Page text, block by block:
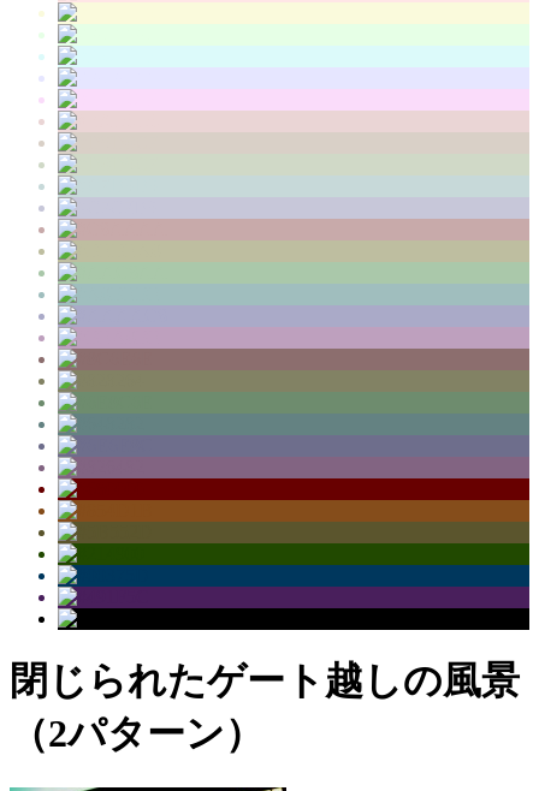
閉じられたゲート越しの風景
（2パターン）